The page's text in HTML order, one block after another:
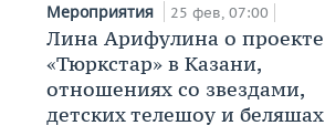
Мероприятия 25 фев, 07:00
Лина Арифулина о проекте
«Тюркстар» в Казани,
отношениях со звездами,
детских телешоу и беляшах